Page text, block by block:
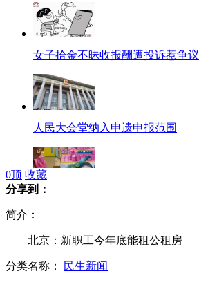
女子拾金不昧收报酬遭投诉惹争议
人民大会堂纳入申遗申报范围
阿里巴巴港交所退市
0顶 收藏
分享到：
简介：
北京：新职工今年底能租公租房
分类名称： 民生新闻